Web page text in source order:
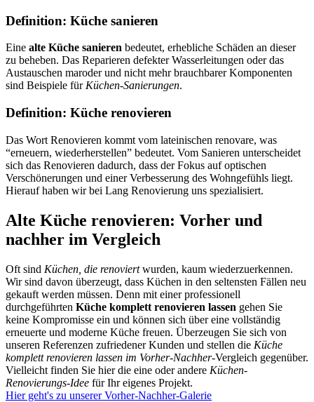
Definition: Küche sanieren
Eine alte Küche sanieren bedeutet, erhebliche Schäden an dieser
zu beheben. Das Reparieren defekter Wasserleitungen oder das
Austauschen maroder und nicht mehr brauchbarer Komponenten
sind Beispiele fürKüchen-Sanierungen.
Definition: Küche renovieren
Das Wort Renovieren kommt vom lateinischen renovare, was
“erneuern, wiederherstellen” bedeutet. Vom Sanieren unterscheidet
sich das Renovieren dadurch, dass der Fokus auf optischen
Verschönerungen und einer Verbesserung des Wohngefühls liegt.
Hierauf haben wir bei Lang Renovierung uns spezialisiert.
Alte Küche renovieren: Vorher und
nachher im Vergleich
Oft sind Küchen, die renoviertwurden, kaum wiederzuerkennen.
Wir sind davon überzeugt, dass Küchen in den seltensten Fällen neu
gekauft werden müssen. Denn mit einer professionell
durchgeführten Küche komplett renovieren lassen gehen Sie
keine Kompromisse ein und können sich über eine vollständig
erneuerte und moderne Küche freuen. Überzeugen Sie sich von
unseren Referenzen zufriedener Kunden und stellen die Küche
komplett renovieren lassen im Vorher-Nachher-Vergleich gegenüber.
Vielleicht finden Sie hier die eine oder andere Küchen-
Renovierungs-Idee für Ihr eigenes Projekt.
Hier geht's zu unserer Vorher-Nachher-Galerie